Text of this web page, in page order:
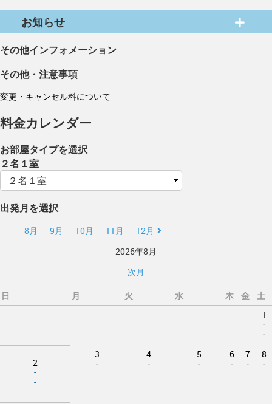
お知らせ
その他インフォメーション
その他・注意事項
変更・キャンセル料について
料金カレンダー
お部屋タイプを選択
２名１室
出発月を選択
8月 9月 10月 11月
12月
2026年8月
次月
日 月 火 水 木 金
土
1
-
-
2
-
-
3
-
-
4
-
-
5
-
-
6
-
-
7
-
-
8
-
-